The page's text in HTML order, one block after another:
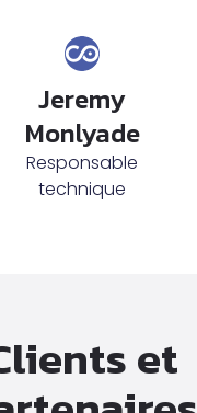
Jeremy
Monlyade
Responsable
technique
et